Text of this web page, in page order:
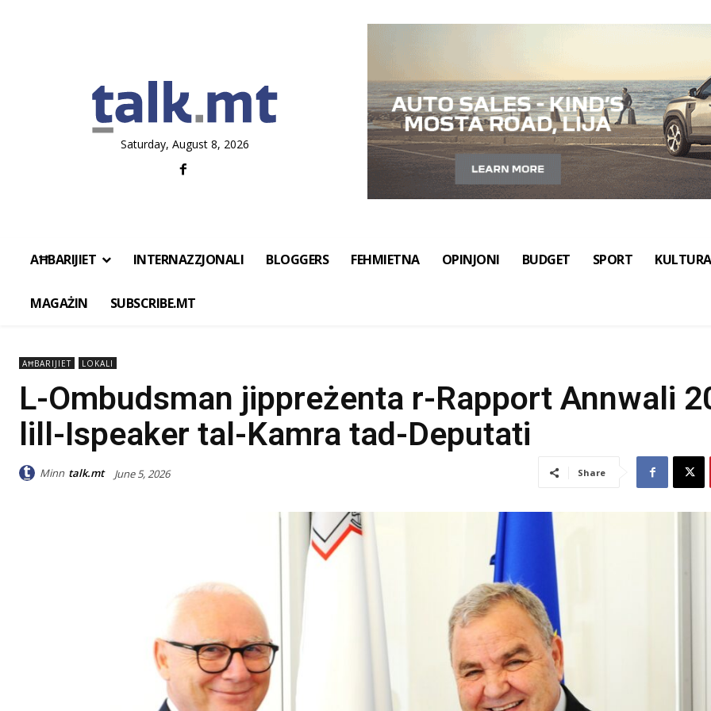
Saturday, August 8, 2026
AĦBARIJIET INTERNAZZJONALI BLOGGERS FEHMIETNA OPINJONI BUDGET SPORT KULTURA
MAGAŻIN SUBSCRIBE.MT
AĦBARIJIET LOKALI
L-Ombudsman jippreżenta r-Rapport Annwali
lill-Ispeaker tal-Kamra tad-Deputati
Minn talk.mt June 5, 2026 Share